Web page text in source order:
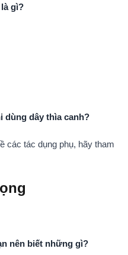
gì?
dùng dây thìa canh?
các tác dụng phụ, hãy tham
nên biết những gì?